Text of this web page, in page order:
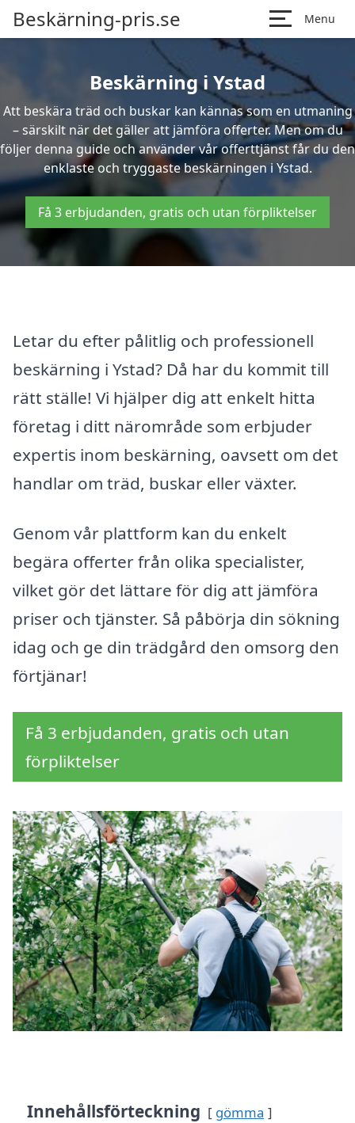
Beskärning-pris.se Menu
Beskärning i Ystad
Att beskära träd och buskar kan kännas som en utmaning
– särskilt när det gäller att jämföra offerter. Men om du
följer denna guide och använder vår offerttjänst får du den
enklaste och tryggaste beskärningen i Ystad.
Få 3 erbjudanden, gratis och utan förpliktelser
Letar du efter pålitlig och professionell
beskärning i Ystad? Då har du kommit till
rätt ställe! Vi hjälper dig att enkelt hitta
företag i ditt närområde som erbjuder
expertis inom beskärning, oavsett om det
handlar om träd, buskar eller växter.
Genom vår plattform kan du enkelt
begära offerter från olika specialister,
vilket gör det lättare för dig att jämföra
priser och tjänster. Så påbörja din sökning
idag och ge din trädgård den omsorg den
förtjänar!
Få 3 erbjudanden, gratis och utan
förpliktelser
Innehållsförteckning gömma